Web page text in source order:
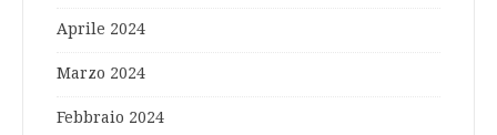
Aprile 2024
Marzo 2024
Febbraio 2024